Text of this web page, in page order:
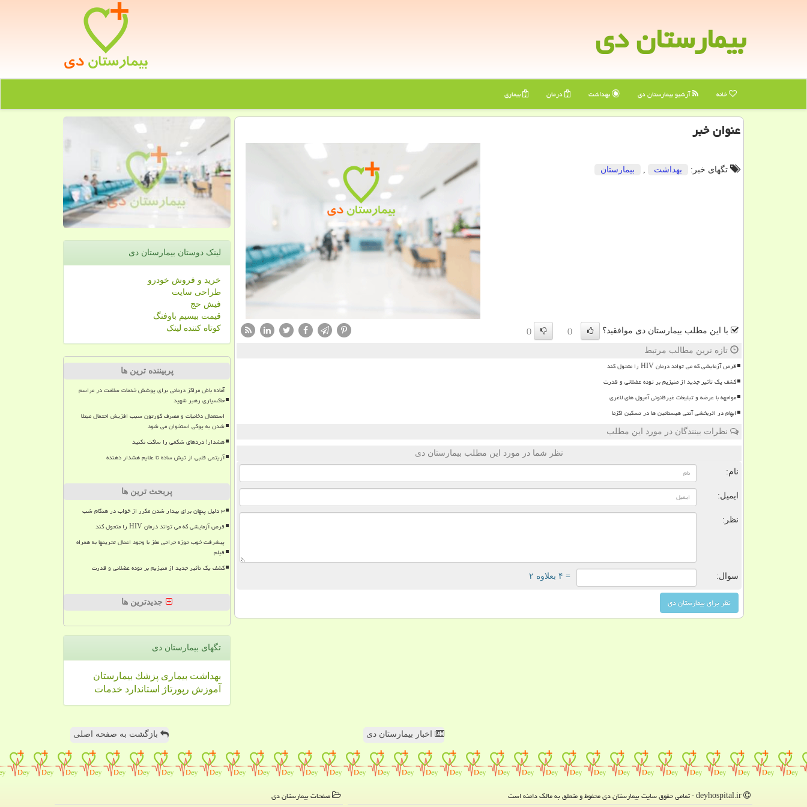
بیمارستان دی
خانه آرشیو بیمارستان دی بهداشت درمان بیماری
عنوان خبر
تگهای خبر: بهداشت , بیمارستان
با این مطلب بیمارستان دی موافقید؟ ()
()
تازه ترین مطالب مرتبط
قرص آزمایشی که می تواند درمان HIV را متحول کند
کشف یک تأثیر جدید از منیزیم بر توده عضلانی و قدرت
مواجهه با عرضه و تبلیغات غیرقانونی آمپول های لاغری
ابهام در اثربخشی آنتی هیستامین ها در تسکین اگزما
نظرات بینندگان در مورد این مطلب
نظر شما در مورد این مطلب بیمارستان دی
نام:
ایمیل:
نظر:
سوال: = ۴ بعلاوه ۲
لینک دوستان بیمارستان دی
خرید و فروش خودرو
طراحی سایت
فیش حج
قیمت بیسیم باوفنگ
کوتاه کننده لینک
پربیننده ترین ها
آماده باش مراکز درمانی برای پوشش خدمات سلامت در مراسم
خاکسپاری رهبر شهید
استعمال دخانیات و مصرف کورتون سبب افزیش احتمال مبتلا
شدن به پوکی استخوان می شود
هشدار! دردهای شکمی را ساکت نکنید
آریتمی قلبی از تپش ساده تا علایم هشدار دهنده
پربحث ترین ها
۳ دلیل پنهان برای بیدار شدن مکرر از خواب در هنگام شب
قرص آزمایشی که می تواند درمان HIV را متحول کند
پیشرفت خوب حوزه جراحی مغز با وجود اعمال تحریمها به همراه
فیلم
کشف یک تأثیر جدید از منیزیم بر توده عضلانی و قدرت
جدیدترین ها
تگهای بیمارستان دی
بهداشت بیماری پزشك بیمارستان
آموزش رپورتاژ استاندارد خدمات
اخبار بیمارستان دی بازگشت به صفحه اصلی
صفحات بیمارستان دی